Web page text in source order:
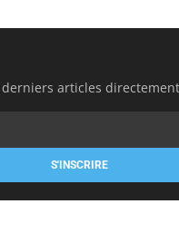
articles
S'INSCRIRE